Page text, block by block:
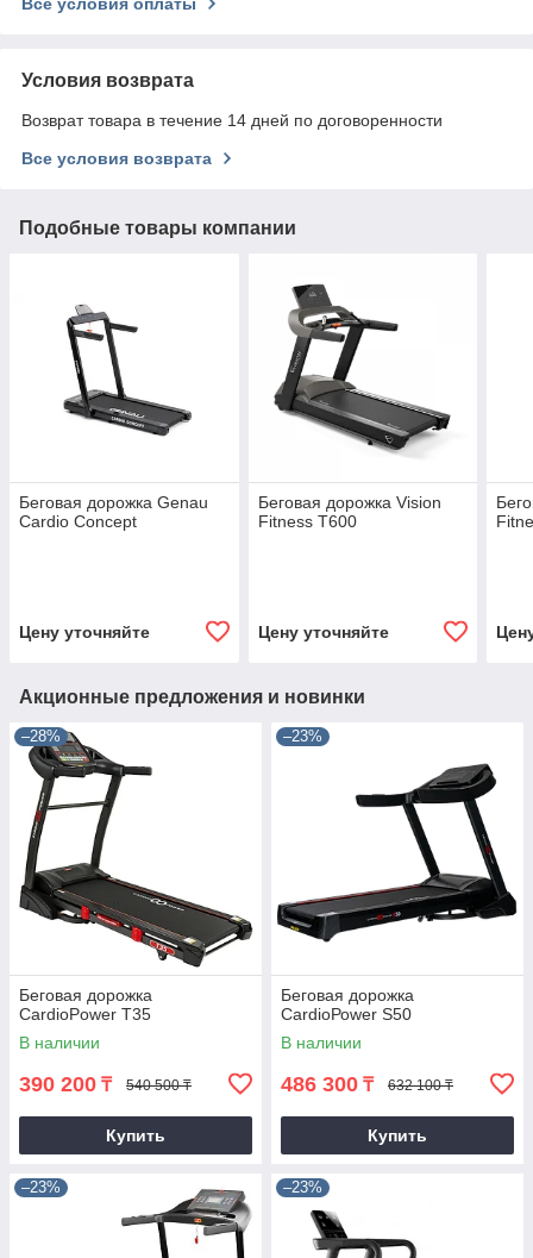
Условия возврата
Возврат товара в течение 14 дней по договоренности
Все условия возврата
Подобные товары компании
Беговая дорожка Genau
Cardio Concept
Цену уточняйте
Беговая дорожка Vision
Fitness T600
Цену уточняйте
Акционные предложения и новинки
–28%
Беговая дорожка
CardioPower T35
В наличии
390 200 ₸ 540 500 ₸
Купить
–23%
Бегoвaя дopoжкa
СаrdiоРоwer S50
В наличии
486 300 ₸ 632 100 ₸
Купить
–23% –23%